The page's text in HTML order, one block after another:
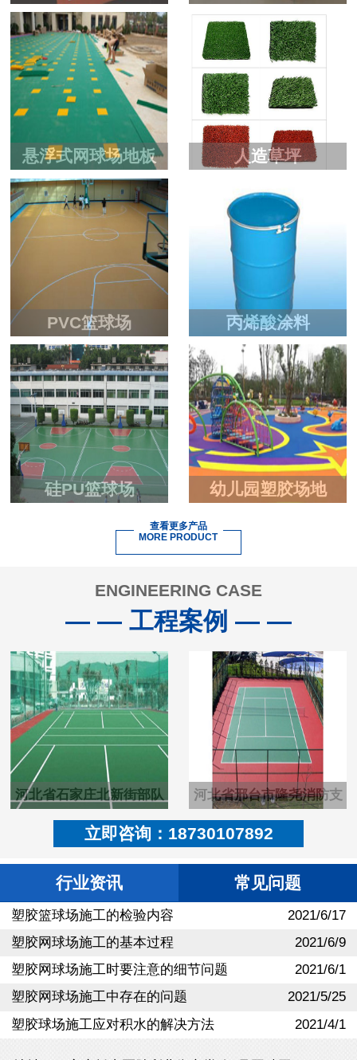
悬浮式网球场地板 人造草坪
PVC篮球场 丙烯酸涂料
硅PU篮球场 幼儿园塑胶场地
查看更多产品
MORE PRODUCT
ENGINEERING CASE
— — 工程案例 — —
河北省石家庄北新街部队
塑胶pu羽毛球场
河北省邢台市隆尧消防支
队硬地丙烯酸篮球场
立即咨询：18730107892
行业资讯 常见问题
2021/6/17
塑胶篮球场施工的检验内容
2021/6/9
塑胶网球场施工的基本过程
2021/6/1
塑胶网球场施工时要注意的细节问题
2021/5/25
塑胶网球场施工中存在的问题
2021/4/1
塑胶球场施工应对积水的解决方法